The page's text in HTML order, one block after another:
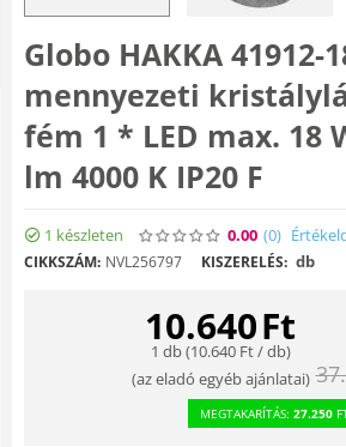
Globo HAKKA 41912-
mennyezeti
fém 1 * LED max. 18
lm 4000 K IP20 F
1 készleten 0.00 (0)
CIKKSZÁM: NVL256797 KISZERELÉS: db
10.640Ft
1 db (10.640Ft/ db)
(az eladó egyéb ajánlatai)
MEGTAKARÍTÁS: 27.250